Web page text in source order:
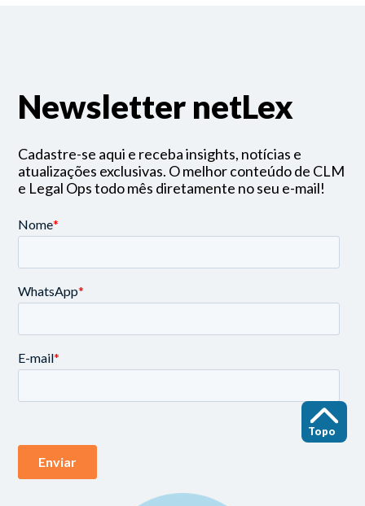
Topo
Newsletter netLex
Cadastre-se aqui e receba insights, notícias e
atualizações exclusivas. O melhor conteúdo de CLM
e Legal Ops todo mês diretamente no seu e-mail!